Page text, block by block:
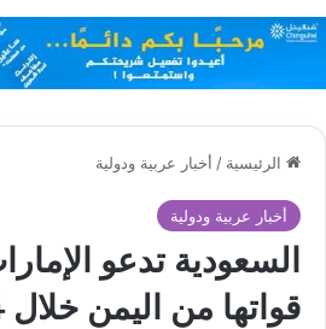
الرئيسية / أخبار عربية ودولية
أخبار عربية ودولية
السعودية تدعو
قواتها من اليمن خلال 24 ساعة